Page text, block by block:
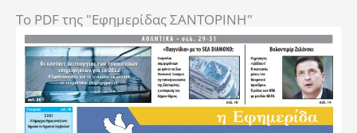
To PDF της "Εφημερίδας ΣΑΝΤΟΡΙΝΗ"